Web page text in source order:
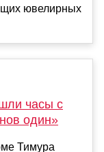
ювелирных
часы с
один»
Тимура